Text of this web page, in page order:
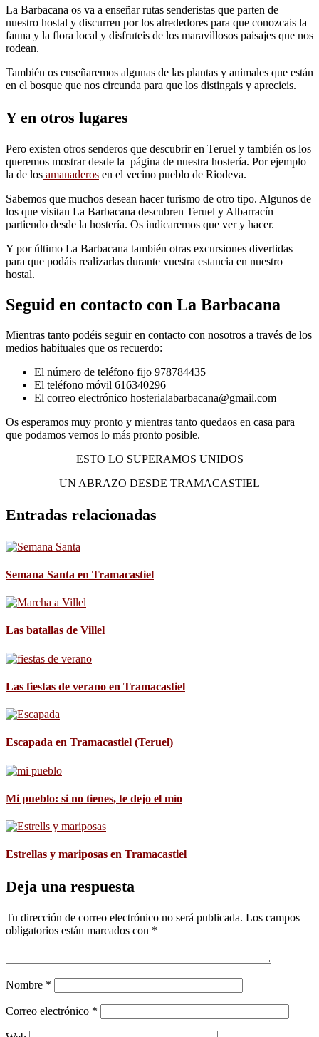
La Barbacana os va a enseñar rutas senderistas que parten de
nuestro hostal y discurren por los alrededores para que conozcais la
fauna y la flora local y disfruteis de los maravillosos paisajes que nos
rodean.
También os enseñaremos algunas de las plantas y animales que están
en el bosque que nos circunda para que los distingais y aprecieis.
Y en otros lugares
Pero existen otros senderos que descubrir en Teruel y también os los
queremos mostrar desde la página de nuestra hostería. Por ejemplo
la de los amanaderos en el vecino pueblo de Riodeva.
Sabemos que muchos desean hacer turismo de otro tipo. Algunos de
los que visitan La Barbacana descubren Teruel y Albarracín
partiendo desde la hostería. Os indicaremos que ver y hacer.
Y por último La Barbacana también otras excursiones divertidas
para que podáis realizarlas durante vuestra estancia en nuestro
hostal.
Seguid en contacto con La Barbacana
Mientras tanto podéis seguir en contacto con nosotros a través de los
medios habituales que os recuerdo:
El número de teléfono fijo 978784435
El teléfono móvil 616340296
El correo electrónico hosterialabarbacana@gmail.com
Os esperamos muy pronto y mientras tanto quedaos en casa para
que podamos vernos lo más pronto posible.
ESTO LO SUPERAMOS UNIDOS
UN ABRAZO DESDE TRAMACASTIEL
Entradas relacionadas
Semana Santa en Tramacastiel
Las batallas de Villel
Las fiestas de verano en Tramacastiel
Escapada en Tramacastiel (Teruel)
Mi pueblo: si no tienes, te dejo el mío
Estrellas y mariposas en Tramacastiel
Deja una respuesta
Tu dirección de correo electrónico no será publicada. Los campos
obligatorios están marcados con *
Nombre *
Correo electrónico *